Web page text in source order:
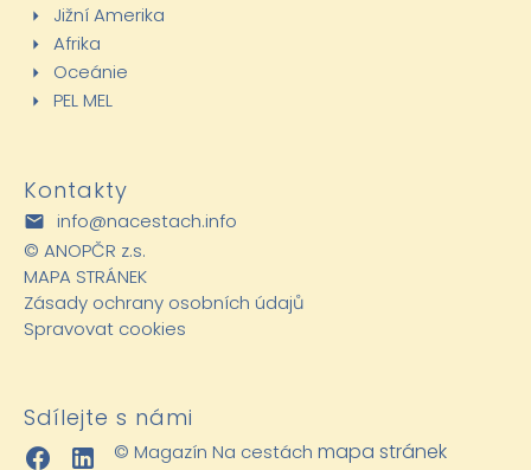
Jižní Amerika
Afrika
Oceánie
PEL MEL
Kontakty
info@nacestach.info
© ANOPČR z.s.
MAPA STRÁNEK
Zásady ochrany osobních údajů
Spravovat cookies
Sdílejte s námi
© Magazín Na cestách mapa stránek